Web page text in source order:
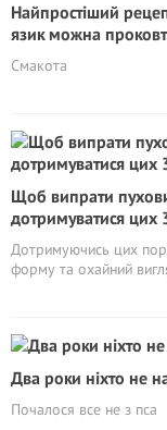
Найпростіший
язик можна
Смакота
Щоб випрати
дотримуватися цих
Дотримуючись цих
форму та охайний
Два роки ніхто не
Почалося все не з пса